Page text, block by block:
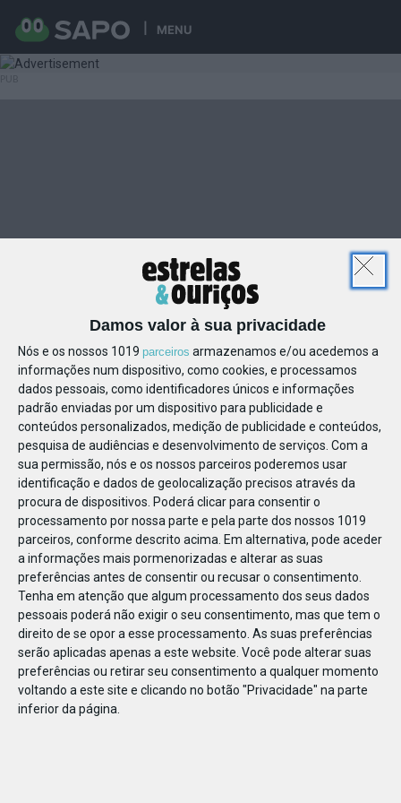
Damos valor à sua privacidade
Nós e os nossos 1019 parceiros armazenamos e/ou acedemos a
informações num dispositivo, como cookies, e processamos
dados pessoais, como identificadores únicos e informações
padrão enviadas por um dispositivo para publicidade e
conteúdos personalizados, medição de publicidade e conteúdos,
pesquisa de audiências e desenvolvimento de serviços. Com a
sua permissão, nós e os nossos parceiros poderemos usar
identificação e dados de geolocalização precisos através da
procura de dispositivos. Poderá clicar para consentir o
processamento por nossa parte e pela parte dos nossos 1019
parceiros, conforme descrito acima. Em alternativa, pode aceder
a informações mais pormenorizadas e alterar as suas
preferências antes de consentir ou recusar o consentimento.
Tenha em atenção que algum processamento dos seus dados
pessoais poderá não exigir o seu consentimento, mas que tem o
direito de se opor a esse processamento. As suas preferências
serão aplicadas apenas a este website. Você pode alterar suas
preferências ou retirar seu consentimento a qualquer momento
voltando a este site e clicando no botão "Privacidade" na parte
inferior da página.
MENU
81367254457393